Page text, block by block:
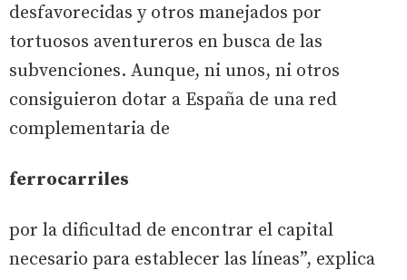
desfavorecidas y otros manejados por
tortuosos aventureros en busca de las
subvenciones. Aunque, ni unos, ni otros
consiguieron dotar a España de una red
complementaria de
ferrocarriles
por la dificultad de encontrar el capital
necesario para establecer las líneas”, explica